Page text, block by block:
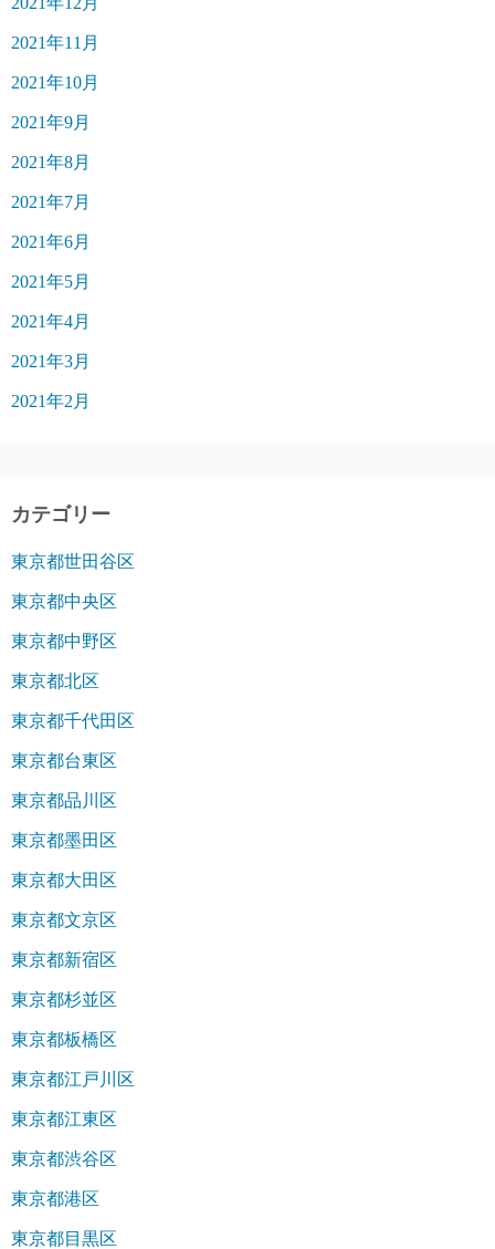
2021年11月
2021年10月
2021年9月
2021年8月
2021年7月
2021年6月
2021年5月
2021年4月
2021年3月
2021年2月
カテゴリー
東京都世田谷区
東京都中央区
東京都中野区
東京都北区
東京都千代田区
東京都台東区
東京都品川区
東京都墨田区
東京都大田区
東京都文京区
東京都新宿区
東京都杉並区
東京都板橋区
東京都江戸川区
東京都江東区
東京都渋谷区
東京都港区
東京都目黒区